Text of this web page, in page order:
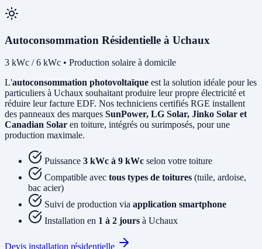
Autoconsommation Résidentielle à Uchaux
3 kWc / 6 kWc • Production solaire à domicile
L'autoconsommation photovoltaïque est la solution idéale pour les
particuliers à Uchaux souhaitant produire leur propre électricité et
réduire leur facture EDF. Nos techniciens certifiés RGE installent
des panneaux des marques SunPower, LG Solar, Jinko Solar et
Canadian Solar en toiture, intégrés ou surimposés, pour une
production maximale.
Puissance 3 kWc à 9 kWc selon votre toiture
Compatible avec tous types de toitures (tuile, ardoise,
bac acier)
Suivi de production via application smartphone
Installation en 1 à 2 jours à Uchaux
Devis installation résidentielle